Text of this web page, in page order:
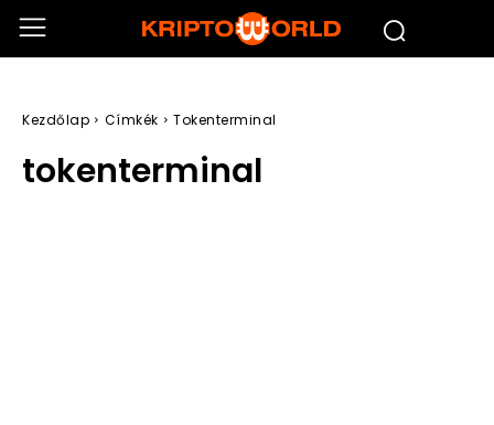
Kezdőlap Címkék Tokenterminal
tokenterminal